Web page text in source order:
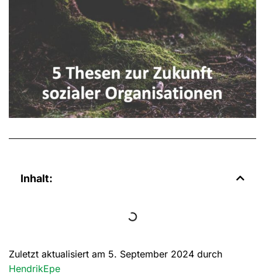
Inhalt:
Zuletzt aktualisiert am 5. September 2024 durch
HendrikEpe